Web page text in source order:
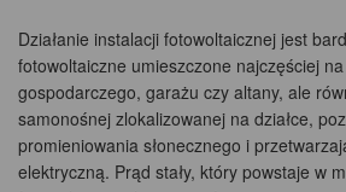
Działanie instalacji fotowoltaicznej jest
fotowoltaiczne umieszczone najczęściej
gospodarczego, garażu czy altany, ale
samonośnej zlokalizowanej na działce,
promieniowania słonecznego i
elektryczną. Prąd stały, który powstaje w